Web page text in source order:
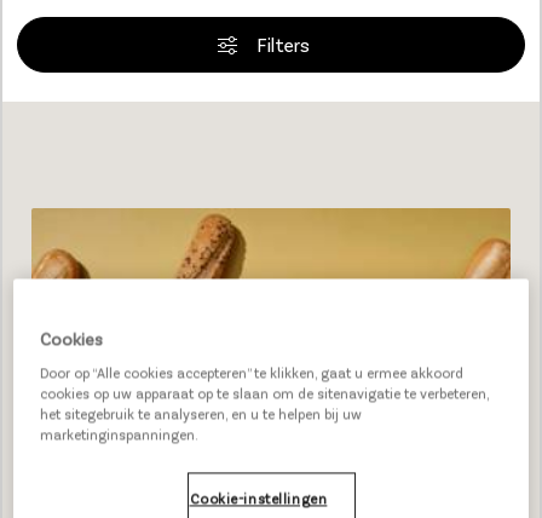
Filters
Cookies
Door op “Alle cookies accepteren” te klikken, gaat u ermee akkoord
cookies op uw apparaat op te slaan om de sitenavigatie te verbeteren,
het sitegebruik te analyseren, en u te helpen bij uw
marketinginspanningen.
Cookie-instellingen